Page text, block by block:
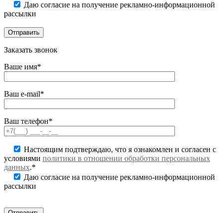
Даю согласие на получение рекламно-информационной
рассылки
Заказать звонок
Ваше имя*
Ваш e-mail*
Ваш телефон*
Настоящим подтверждаю, что я ознакомлен и согласен с
условиями политики в отношении обработки персональных
данных.*
Даю согласие на получение рекламно-информационной
рассылки